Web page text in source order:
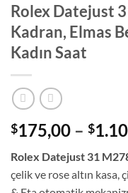
Rolex Datejust
Kadran, Elmas
Kadın Saat
$175,00 – $
Rolex Datejust 31
çelik ve rose altın kasa,